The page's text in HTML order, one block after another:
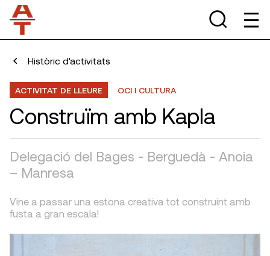
Històric d'activitats
ACTIVITAT DE LLEURE OCI I CULTURA
Construïm amb Kapla
Delegació del Bages - Berguedà - Anoia
– Manresa
Vine a passar una estona creativa tot construint amb
fusta a gran escala!